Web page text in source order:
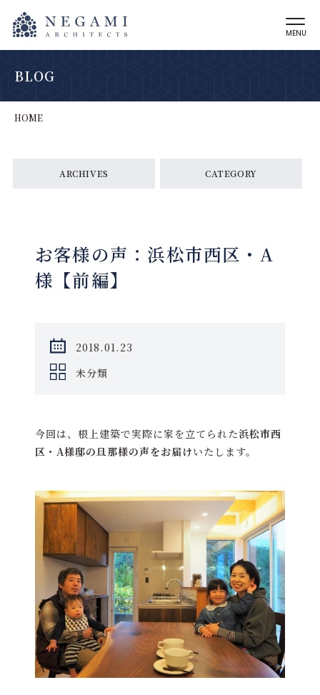
MENU
BLOG
HOME
ARCHIVES CATEGORY
お客様の声：浜松市西区・A
様【前編】
2018.01.23
未分類
今回は、根上建築で実際に家を立てられた浜松市西
区・A様邸の旦那様の声をお届けいたします。